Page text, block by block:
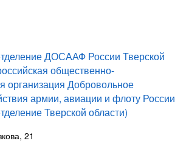
ДОСААФ России Тверской
общественно-
организация Добровольное
армии, авиации и флоту России
Тверской области)
21